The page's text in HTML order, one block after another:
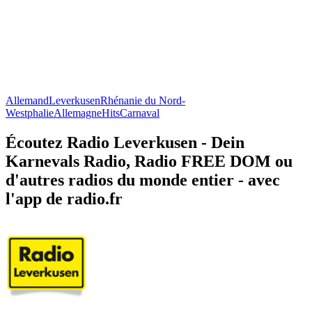
AllemandLeverkusenRhénanie du Nord-
WestphalieAllemagneHitsCarnaval
Écoutez Radio Leverkusen - Dein
Karnevals Radio, Radio FREE DOM ou
d'autres radios du monde entier - avec
l'app de radio.fr